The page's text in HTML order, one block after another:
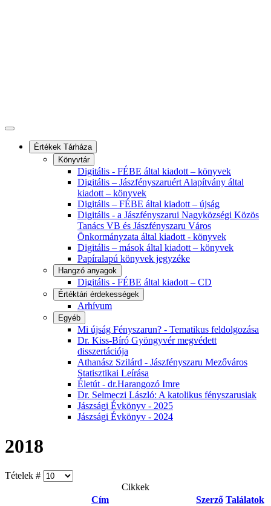
Értékek Tárháza
Könyvtár
Digitális - FÉBE által kiadott – könyvek
Digitális – Jászfényszaruért Alapítvány által
kiadott – könyvek
Digitális – FÉBE által kiadott – újság
Digitális - a Jászfényszarui Nagyközségi Közös
Tanács VB és Jászfényszaru Város
Önkormányzata által kiadott - könyvek
Digitális – mások által kiadott – könyvek
Papíralapú könyvek jegyzéke
Hangzó anyagok
Digitális - FÉBE által kiadott – CD
Értéktári érdekességek
Arhívum
Egyéb
Mi újság Fényszarun? - Tematikus feldolgozása
Dr. Kiss-Bíró Gyöngyvér megvédett
disszertációja
Athanász Szilárd - Jászfényszaru Mezőváros
Statisztikai Leírása
Életút - dr.Harangozó Imre
Dr. Selmeczi László: A katolikus fényszarusiak
Jászsági Évkönyv - 2025
Jászsági Évkönyv - 2024
2018
Tételek #
Cikkek
Cím
Szerző Találatok